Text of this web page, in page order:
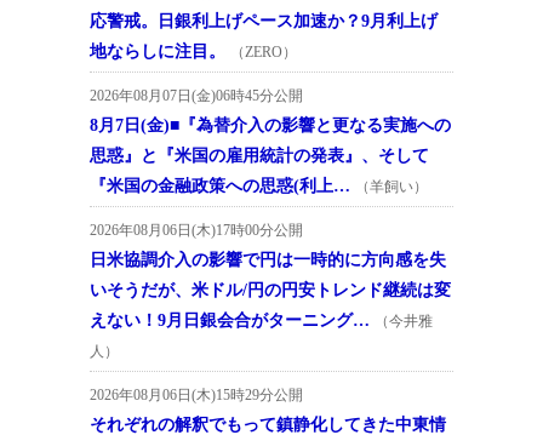
応警戒。日銀利上げペース加速か？9月利上げ
地ならしに注目。
（ZERO）
2026年08月07日(金)06時45分公開
8月7日(金)■『為替介入の影響と更なる実施への
思惑』と『米国の雇用統計の発表』、そして
『米国の金融政策への思惑(利上…
（羊飼い）
2026年08月06日(木)17時00分公開
日米協調介入の影響で円は一時的に方向感を失
いそうだが、米ドル/円の円安トレンド継続は変
えない！9月日銀会合がターニング…
（今井雅
人）
2026年08月06日(木)15時29分公開
それぞれの解釈でもって鎮静化してきた中東情